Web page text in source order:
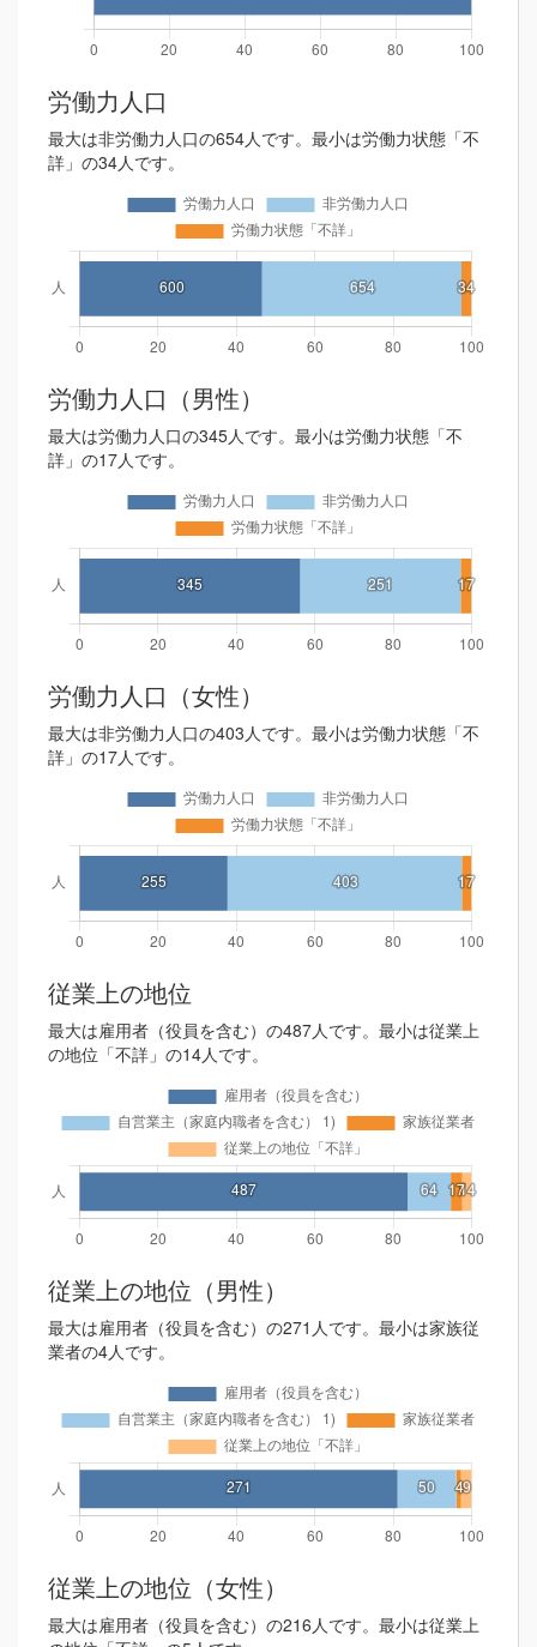
労働力人口
最大は非労働力人口の654人です。最小は労働力状態「不
詳」の34人です。
労働力人口（男性）
最大は労働力人口の345人です。最小は労働力状態「不
詳」の17人です。
労働力人口（女性）
最大は非労働力人口の403人です。最小は労働力状態「不
詳」の17人です。
従業上の地位
最大は雇用者（役員を含む）の487人です。最小は従業上
の地位「不詳」の14人です。
従業上の地位（男性）
最大は雇用者（役員を含む）の271人です。最小は家族従
業者の4人です。
従業上の地位（女性）
最大は雇用者（役員を含む）の216人です。最小は従業上